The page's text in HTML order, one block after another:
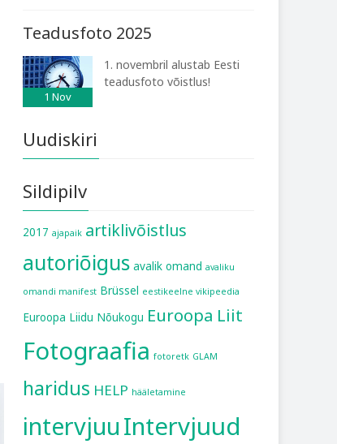
Teadusfoto 2025
1 Nov
1. novembril alustab Eesti
teadusfoto võistlus!
Uudiskiri
Sildipilv
2017 ajapaik artiklivõistlus
autoriõigus avalik omand avaliku
omandi manifest Brüssel eestikeelne vikipeedia
Euroopa Liidu Nõukogu Euroopa Liit
Fotograafia fotoretk GLAM
haridus HELP hääletamine
intervjuuIntervjuud